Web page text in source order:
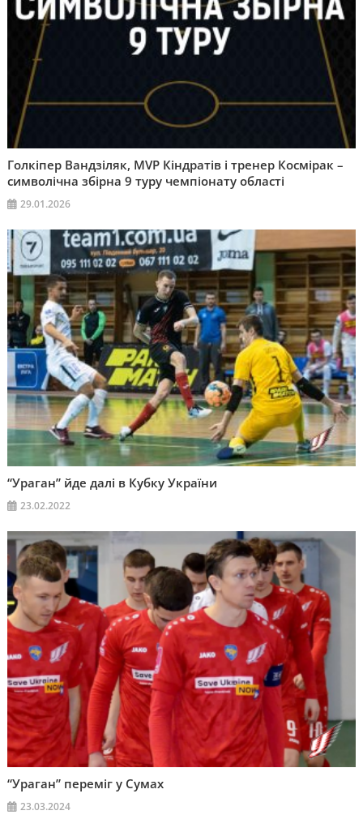
Голкіпер Вандзіляк, MVP Кіндратів і тренер Космірак –
символічна збірна 9 туру чемпіонату області
29.01.2026
“Ураган” йде далі в Кубку України
23.02.2022
“Ураган” переміг у Сумах
23.03.2024